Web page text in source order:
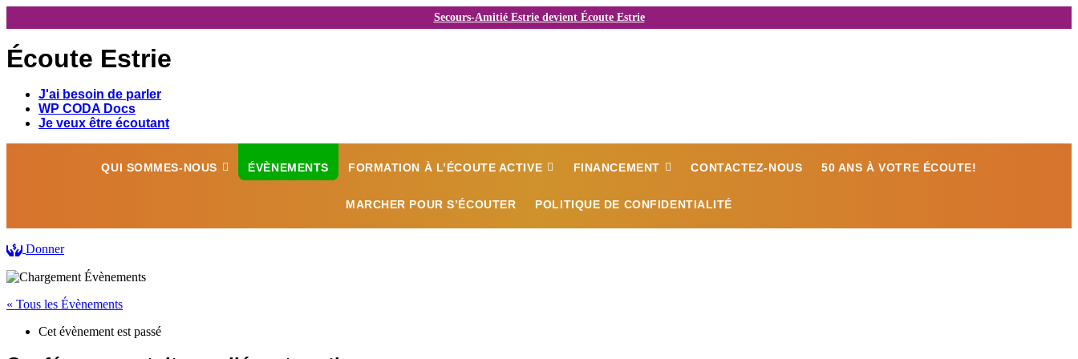
Secours-Amitié Estrie devient Écoute Estrie
Écoute Estrie
J'ai besoin de parler
WP CODA Docs
Je veux être écoutant
QUI SOMMES-NOUS ÉVÈNEMENTS FORMATION À L’ÉCOUTE ACTIVE FINANCEMENT CONTACTEZ-NOUS 50 ANS À VOTRE ÉCOUTE!
MARCHER POUR S’ÉCOUTER POLITIQUE DE CONFIDENTIALITÉ
Donner
« Tous les Évènements
Cet évènement est passé